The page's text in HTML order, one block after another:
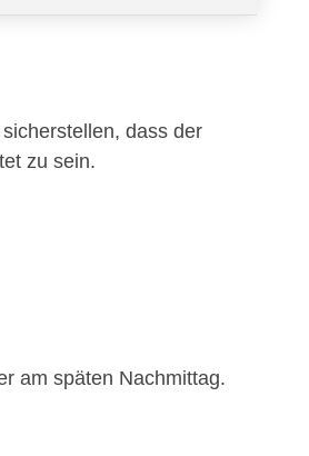
dass der
zu sein.
am späten Nachmittag.